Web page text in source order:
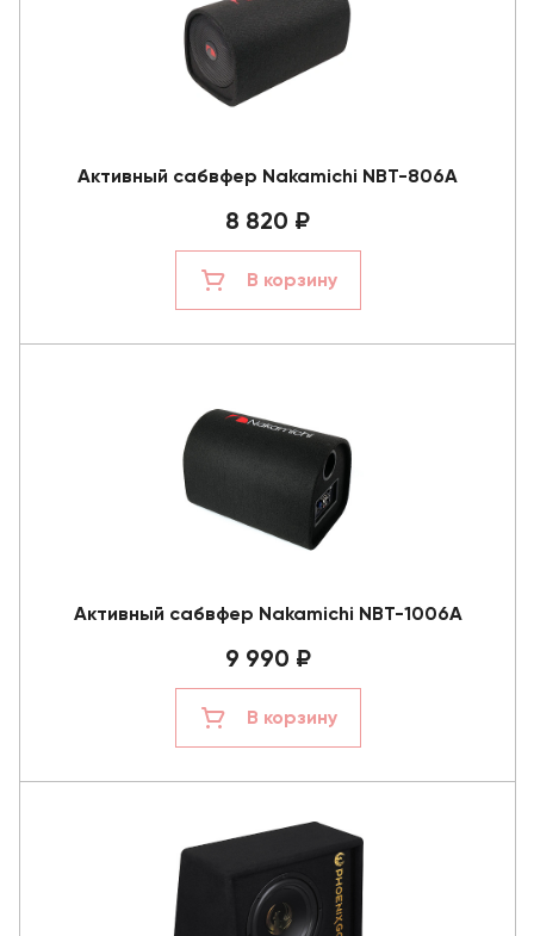
Активный сабвфер Nakamichi NBT-806A
8 820 ₽
В корзину
Активный сабвфер Nakamichi NBT-1006A
9 990 ₽
В корзину